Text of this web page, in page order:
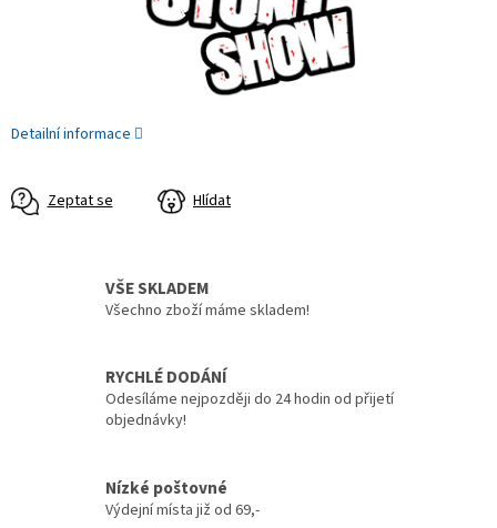
Detailní informace
Zeptat se Hlídat
VŠE SKLADEM
Všechno zboží máme skladem!
RYCHLÉ DODÁNÍ
Odesíláme nejpozději do 24 hodin od přijetí
objednávky!
Nízké poštovné
Výdejní místa již od 69,-